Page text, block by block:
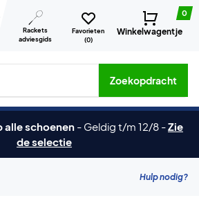
Rackets
adviesgids
Favorieten
(0)
0
Winkelwagentje
producten, merken etc.
Zoekopdracht
alle schoenen - Geldig t/m 12/8 -Zie
de selectie
Hulp nodig?